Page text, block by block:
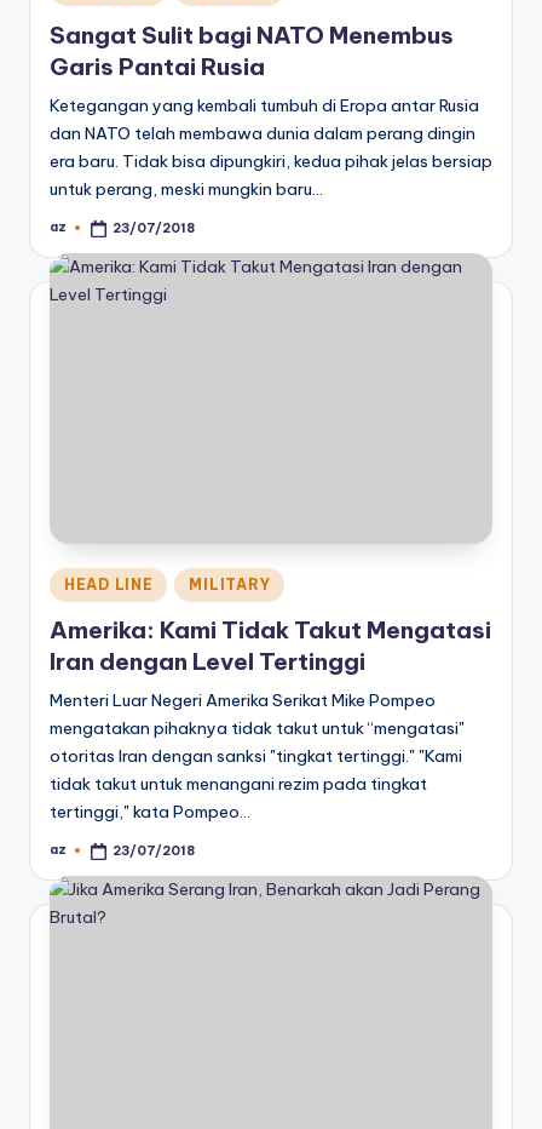
in
Sangat Sulit bagi NATO Menembus
Garis Pantai Rusia
Ketegangan yang kembali tumbuh di Eropa antar Rusia
dan NATO telah membawa dunia dalam perang dingin
era baru. Tidak bisa dipungkiri, kedua pihak jelas bersiap
untuk perang, meski mungkin baru…
Posted
az 23/07/2018
Posted
in
HEAD LINE MILITARY
Amerika: Kami Tidak Takut Mengatasi
Iran dengan Level Tertinggi
Menteri Luar Negeri Amerika Serikat Mike Pompeo
mengatakan pihaknya tidak takut untuk “mengatasi"
otoritas Iran dengan sanksi "tingkat tertinggi." "Kami
tidak takut untuk menangani rezim pada tingkat
tertinggi," kata Pompeo…
Posted
az 23/07/2018